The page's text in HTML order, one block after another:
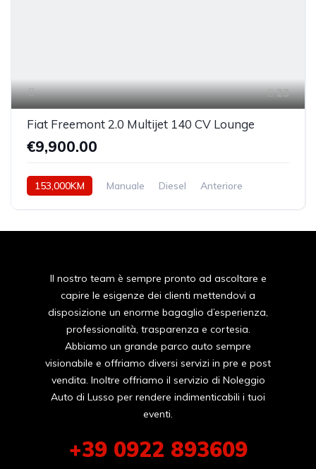
23
Fiat Freemont 2.0 Multijet 140 CV Lounge
€9,900.00
153,000KM Manuale Diesel Anteriore
Il nostro team è sempre pronto ad ascoltare e
capire le esigenze dei clienti mettendovi a
disposizione un enorme bagaglio d’esperienza,
professionalità, trasparenza e cortesia.
Abbiamo un grande parco auto sempre
visionabile e offriamo diversi servizi in pre e post
vendita. Inoltre offriamo il servizio di Noleggio
Auto di Lusso per rendere indimenticabili i tuoi
eventi.
+39 0922 893609